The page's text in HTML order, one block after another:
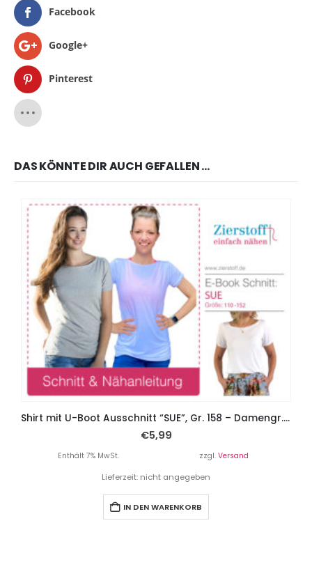
Facebook
Google+
Pinterest
DAS KÖNNTE DIR AUCH GEFALLEN …
Shirt mit U-Boot Ausschnitt “SUE”, Gr. 158 – Damengr. 46 – 2 Schnitte!!!
€5,99
Enthält 7% MwSt. zzgl. Versand
Lieferzeit: nicht angegeben
IN DEN WARENKORB